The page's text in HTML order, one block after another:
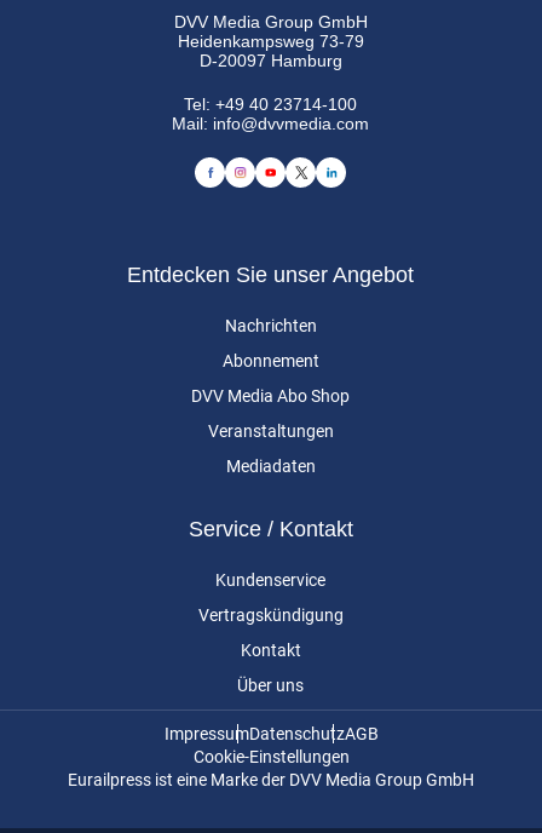
DVV Media Group GmbH
Heidenkampsweg 73-79
D-20097 Hamburg
Tel:+49 40 23714-100
Mail: info@dvvmedia.com
Entdecken Sie unser Angebot
Nachrichten
Abonnement
DVV Media Abo Shop
Veranstaltungen
Mediadaten
Service / Kontakt
Kundenservice
Vertragskündigung
Kontakt
Über uns
ImpressumDatenschutzAGB
Cookie-Einstellungen
Eurailpress ist eine Marke der DVV Media Group GmbH